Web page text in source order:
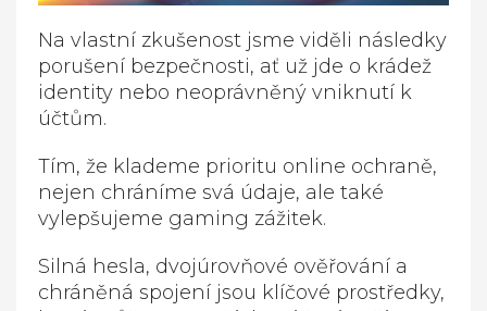
Na vlastní zkušenost jsme viděli následky
porušení bezpečnosti, ať už jde o krádež
identity nebo neoprávněný vniknutí k
účtům.
Tím, že klademe prioritu online ochraně,
nejen chráníme svá údaje, ale také
vylepšujeme gaming zážitek.
Silná hesla, dvojúrovňové ověřování a
chráněná spojení jsou klíčové prostředky,